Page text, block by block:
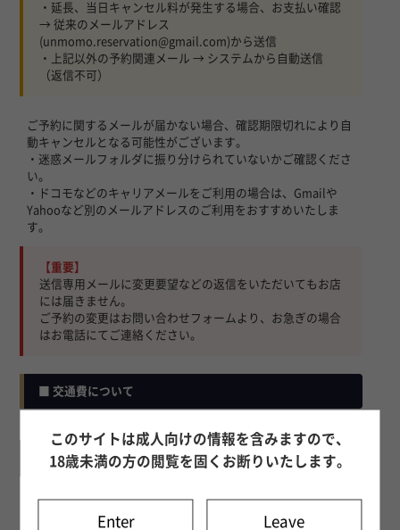
・延長、当日キャンセル料が発生する場合、お支払い確認
→ 従来のメールアドレス
(unmomo.reservation@gmail.com)から送信
・上記以外の予約関連メール → システムから自動送信
（返信不可）
ご予約に関するメールが届かない場合、確認期限切れにより自
動キャンセルとなる可能性がございます。
・迷惑メールフォルダに振り分けられていないかご確認くださ
い。
・ドコモなどのキャリアメールをご利用の場合は、Gmailや
Yahooなど別のメールアドレスのご利用をおすすめいたしま
す。
【重要】
送信専用メールに変更要望などの返信をいただいてもお店
には届きません。
ご予約の変更はお問い合わせフォームより、お急ぎの場合
はお電話にてご連絡ください。
■ 交通費について
全エリア共通 金額
このサイトは成人向けの情報を含みますので、
18歳未満の方の閲覧を固くお断りいたします。
Enter Leave